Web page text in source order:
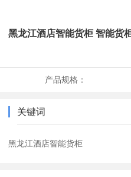
黑龙江酒店智能货柜 智能货
产品规格：
关键词
黑龙江酒店智能货柜